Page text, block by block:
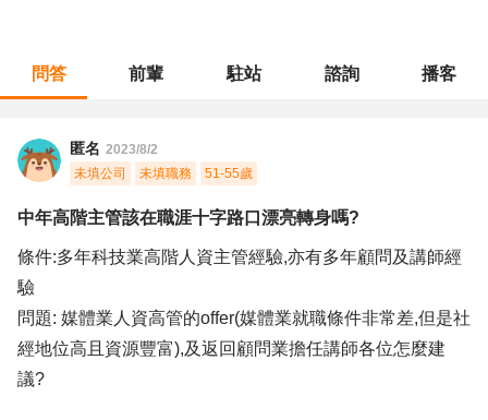
問答 前輩 駐站 諮詢 播客
匿名 2023/8/2
未填公司
未填職務 51-55歲
中年高階主管該在職涯十字路口漂亮轉身嗎?
條件:多年科技業高階人資主管經驗,亦有多年顧問及講師經
驗
問題: 媒體業人資高管的offer(媒體業就職條件非常差,但是社
經地位高且資源豐富),及返回顧問業擔任講師各位怎麼建
議?